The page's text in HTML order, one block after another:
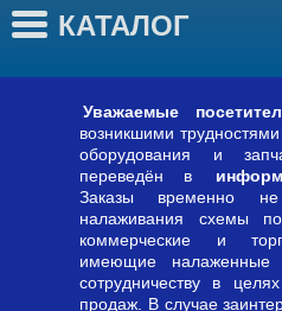
КАТАЛОГ
Уважаемые
возникшими трудностями
оборудования и
переведён в
Заказы временно
налаживания схемы
коммерческие и
имеющие налаженные
сотрудничеству в
продаж. В случае